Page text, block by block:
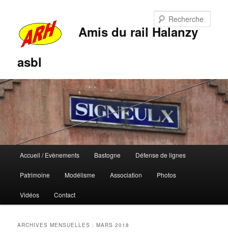
Amis du rail Halanzy
asbl
principal
Aller
au
contenu
principal
Aller
au
contenu
secondaire
Accueil / Evènements Bastogne Défense de lignes
Patrimoine Modélisme Association Photos
Vidéos Contact
ARCHIVES MENSUELLES :MARS 2018